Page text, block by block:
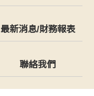
最新消息/財務報表
聯絡我們